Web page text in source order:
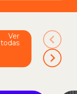
Ver
todas